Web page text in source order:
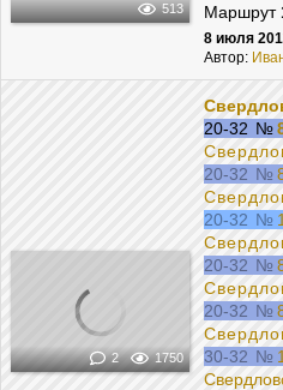
513
Маршрут
8 июля
Автор:
2 1750
20-32 №
20-32 №
20-32 №
20-32 №
20-32 №
30-32 №